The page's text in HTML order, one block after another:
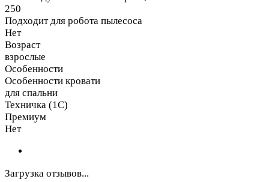
250
Подходит для робота пылесоса
Нет
Возраст
взрослые
Особенности
Особенности кровати
для спальни
Техничка (1С)
Премиум
Нет
Загрузка отзывов...